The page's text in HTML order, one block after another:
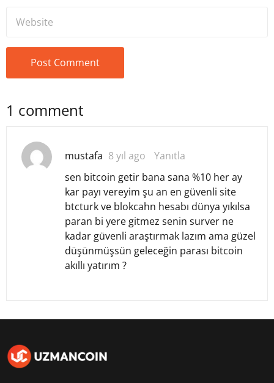
1 comment
mustafa 8 yıl ago
Yanıtla
sen bitcoin getir bana sana %10 her ay
kar payı vereyim şu an en güvenli site
btcturk ve blokcahn hesabı dünya yıkılsa
paran bi yere gitmez senin surver ne
kadar güvenli araştırmak lazım ama güzel
düşünmüşsün geleceğin parası bitcoin
akıllı yatırım ?